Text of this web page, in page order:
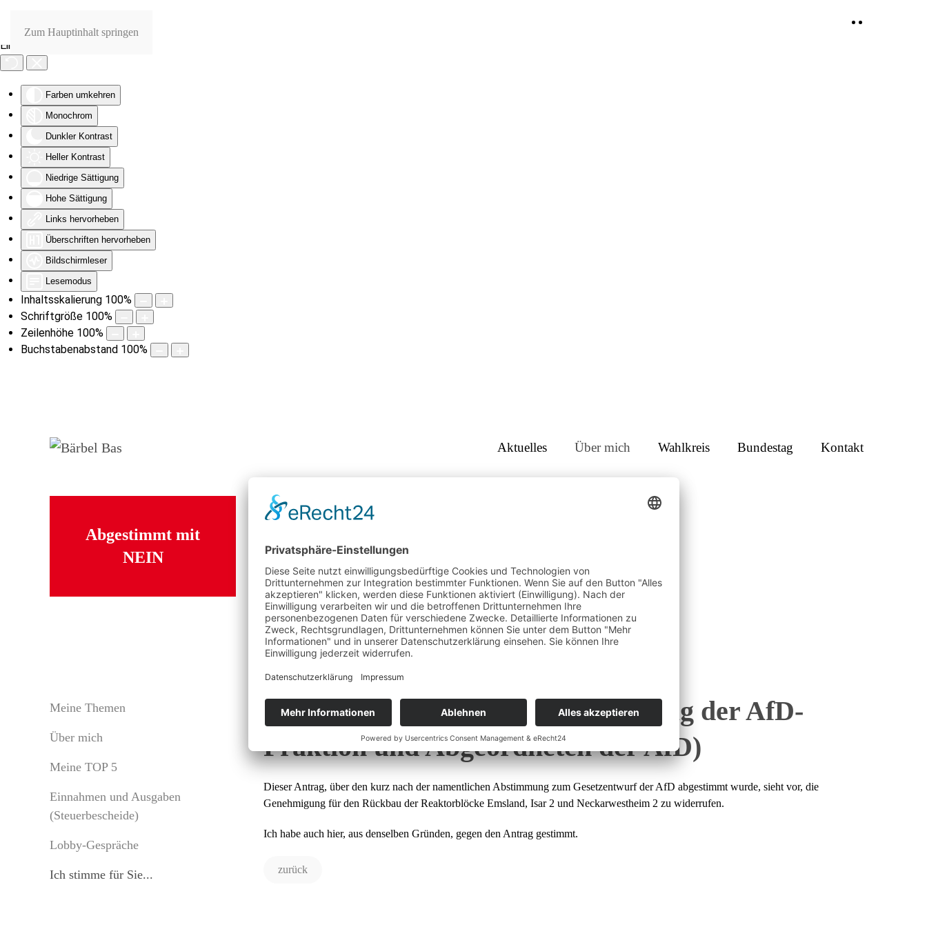
Eingabehilfen öffnen
Farben umkehren
Monochrom
Dunkler Kontrast
Heller Kontrast
Niedrige Sättigung
Hohe Sättigung
Links hervorheben
Überschriften hervorheben
Bildschirmleser
Lesemodus
Inhaltsskalierung 100%
Schriftgröße 100%
Zeilenhöhe 100%
Buchstabenabstand 100%
Zum Hauptinhalt springen
Aktuelles Über mich Wahlkreis Bundestag Kontakt
Abgestimmt mit
NEIN
Meine Themen
Über mich
Meine TOP 5
Einnahmen und Ausgaben
(Steuerbescheide)
Lobby-Gespräche
Ich stimme für Sie...
Änderung des Atomgesetzes (Antrag der AfD-
Fraktion und Abgeordneten der AfD)
Dieser Antrag, über den kurz nach der namentlichen Abstimmung zum Gesetzentwurf der AfD abgestimmt wurde, sieht vor, die
Genehmigung für den Rückbau der Reaktorblöcke Emsland, Isar 2 und Neckarwestheim 2 zu widerrufen.
Ich habe auch hier, aus denselben Gründen, gegen den Antrag gestimmt.
zurück